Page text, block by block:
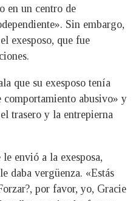
en un centro de
Sin embargo,
exesposo, que fue
que su exesposo tenía
comportamiento abusivo» y
trasero y la entrepierna
envió a la exesposa,
daba vergüenza. «Estás
por favor, yo, Gracie